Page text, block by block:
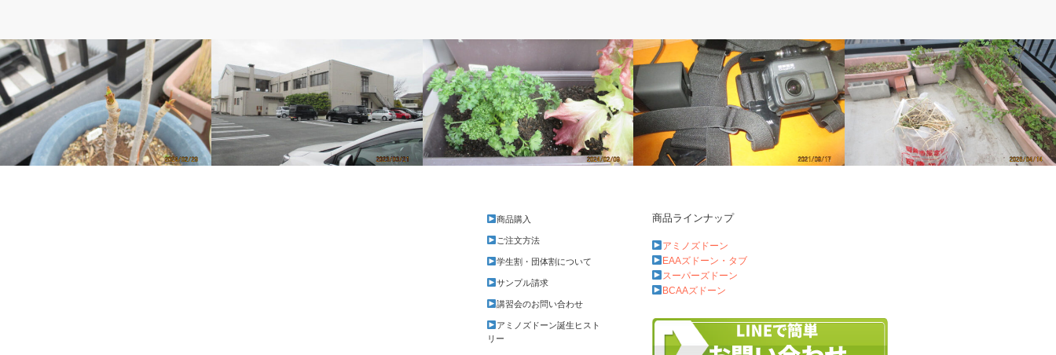
商品ラインナップ
アミノズドーン
EAAズドーン・タブ
スーパーズドーン
BCAAズドーン
商品購入
ご注文方法
学生割・団体割について
サンプル請求
講習会のお問い合わせ
アミノズドーン誕生ヒスト
リー